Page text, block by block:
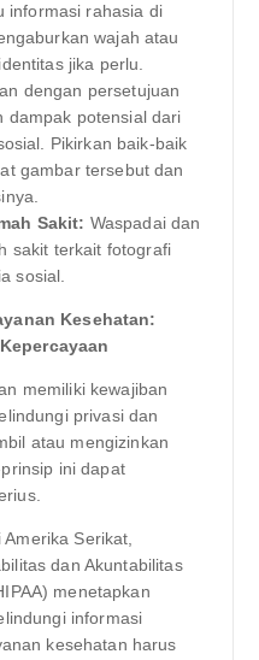
informasi rahasia di
wajah atau
jika perlu.
dengan persetujuan
dampak potensial dari
Pikirkan baik-baik
gambar tersebut dan
Sakit: Waspadai dan
sakit terkait fotografi
sosial.
Kesehatan:
memiliki kewajiban
privasi dan
atau mengizinkan
ini dapat
Amerika Serikat,
dan Akuntabilitas
menetapkan
informasi
kesehatan harus